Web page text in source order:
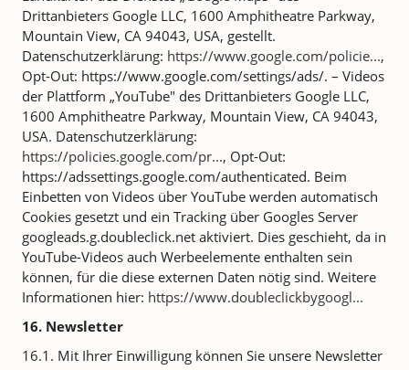
Drittanbieters Google LLC, 1600 Amphitheatre Parkway,
Mountain View, CA 94043, USA, gestellt.
Datenschutzerklärung: https://www.google.com/policie...,
Opt-Out: https://www.google.com/settings/ads/. – Videos
der Plattform „YouTube" des Drittanbieters Google LLC,
1600 Amphitheatre Parkway, Mountain View, CA 94043,
USA. Datenschutzerklärung:
https://policies.google.com/pr..., Opt-Out:
https://adssettings.google.com/authenticated. Beim
Einbetten von Videos über YouTube werden automatisch
Cookies gesetzt und ein Tracking über Googles Server
googleads.g.doubleclick.net aktiviert. Dies geschieht, da in
YouTube-Videos auch Werbeelemente enthalten sein
können, für die diese externen Daten nötig sind. Weitere
Informationen hier: https://www.doubleclickbygoogl...
16. Newsletter
16.1. Mit Ihrer Einwilligung können Sie unsere Newsletter